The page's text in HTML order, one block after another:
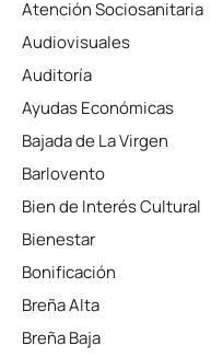
Atención Sociosanitaria
Audiovisuales
Auditoría
Ayudas Económicas
Bajada de La Virgen
Barlovento
Bien de Interés Cultural
Bienestar
Bonificación
Breña Alta
Breña Baja